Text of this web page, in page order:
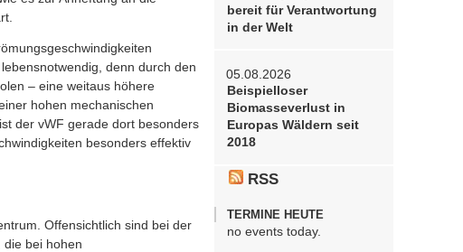
denn durch den
– eine weitaus höhere
hohen mechanischen
der vWF gerade dort besonders
besonders effektiv
Offensichtlich sind bei der
die bei hohen
bereit für Verantwortung
in der Welt
05.08.2026
Beispielloser
Biomasseverlust in
Europas Wäldern seit
2018
RSS
TERMINE HEUTE
no events today.